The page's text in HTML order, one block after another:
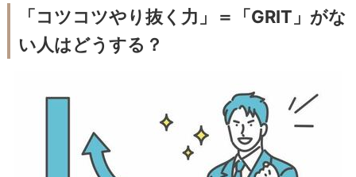
「コツコツやり抜く力」＝「GRIT」がな
い人はどうする？